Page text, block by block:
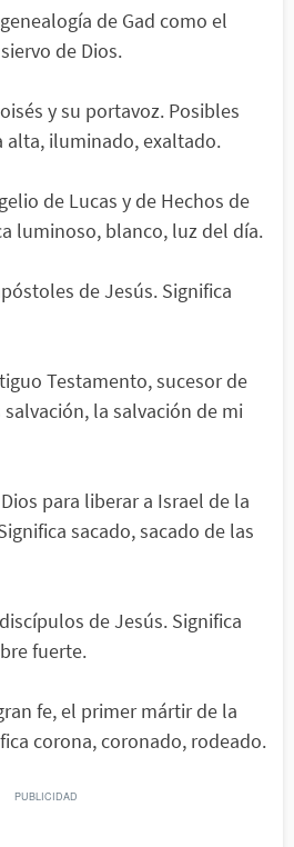
de Gad como el
de Dios.
y su portavoz. Posibles
alta, iluminado, exaltado.
de Lucas y de Hechos de
luminoso, blanco, luz del día.
de Jesús. Significa
Testamento, sucesor de
salvación, la salvación de mi
para liberar a Israel de la
sacado, sacado de las
de Jesús. Significa
fuerte.
fe, el primer mártir de la
corona, coronado, rodeado.